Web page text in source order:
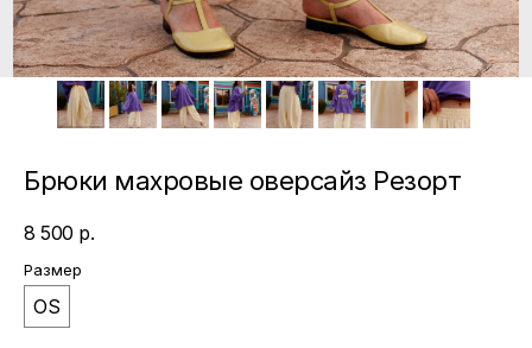
Брюки махровые оверсайз Резорт
8 500 р.
Размер
OS